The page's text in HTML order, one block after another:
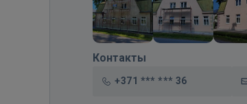
Контакты
+371 *** *** 36